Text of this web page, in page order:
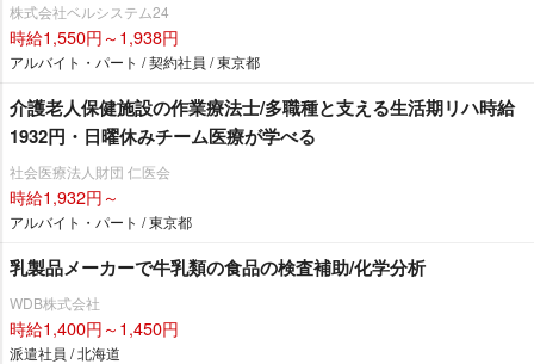
株式会社ベルシステム24
時給1,550円～1,938円
アルバイト・パート / 契約社員 / 東京都
介護老人保健施設の作業療法士/多職種と支える生活期リハ時給
1932円・日曜休みチーム医療が学べる
社会医療法人財団 仁医会
時給1,932円～
アルバイト・パート / 東京都
乳製品メーカーで牛乳類の食品の検査補助/化学分析
WDB株式会社
時給1,400円～1,450円
派遣社員 / 北海道